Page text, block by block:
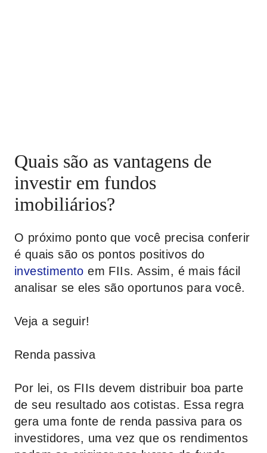
Quais são as vantagens de
investir em fundos
imobiliários?
O próximo ponto que você precisa conferir
é quais são os pontos positivos do
investimento em FIIs. Assim, é mais fácil
analisar se eles são oportunos para você.
Veja a seguir!
Renda passiva
Por lei, os FIIs devem distribuir boa parte
de seu resultado aos cotistas. Essa regra
gera uma fonte de renda passiva para os
investidores, uma vez que os rendimentos